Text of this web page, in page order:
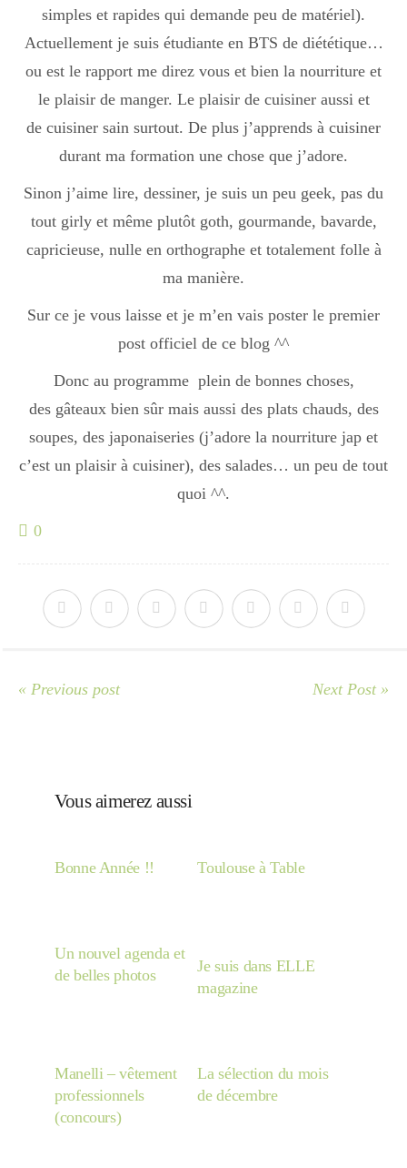
Les classiques
Mes amis en cuisine
Recettes Végétariennes
Resto
Tuto
Divers
Semaines Spéciales
apéro
simples et rapides qui demande peu de matériel).
Actuellement je suis étudiante en BTS de diététique…
ou est le rapport me direz vous et bien la nourriture et
le plaisir de manger. Le plaisir de cuisiner aussi et
de cuisiner sain surtout. De plus j’apprends à cuisiner
durant ma formation une chose que j’adore.
Sinon j’aime lire, dessiner, je suis un peu geek, pas du
tout girly et même plutôt goth, gourmande, bavarde,
capricieuse, nulle en orthographe et totalement folle à
ma manière.
Sur ce je vous laisse et je m’en vais poster le premier
post officiel de ce blog ^^
Donc au programme plein de bonnes choses,
des gâteaux bien sûr mais aussi des plats chauds, des
soupes, des japonaiseries (j’adore la nourriture jap et
c’est un plaisir à cuisiner), des salades… un peu de tout
quoi ^^.
0
« Previous post Next Post »
Vous aimerez aussi
Bonne Année !! Toulouse à Table
Un nouvel agenda et
de belles photos
Je suis dans ELLE
magazine
Manelli – vêtement
professionnels
(concours)
La sélection du mois
de décembre